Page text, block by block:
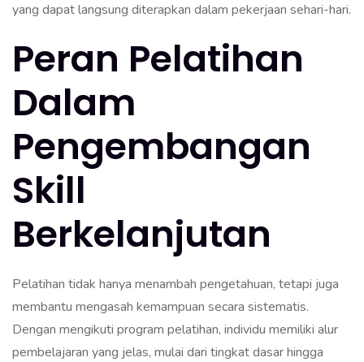
yang dapat langsung diterapkan dalam pekerjaan sehari-hari.
Peran Pelatihan
Dalam
Pengembangan
Skill
Berkelanjutan
Pelatihan tidak hanya menambah pengetahuan, tetapi juga
membantu mengasah kemampuan secara sistematis.
Dengan mengikuti program pelatihan, individu memiliki alur
pembelajaran yang jelas, mulai dari tingkat dasar hingga